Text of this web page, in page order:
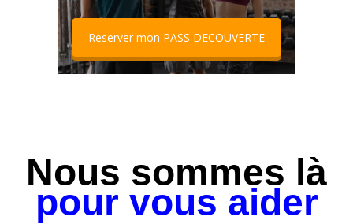
Reserver mon PASS DECOUVERTE
Nous sommes là
pour vous aider